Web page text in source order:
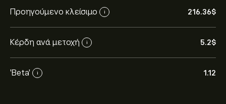
Προηγούμενο κλείσιμο i 216.36‎$‎
Κέρδη ανά μετοχή i 5.2‎$‎
'Beta' i 1.12